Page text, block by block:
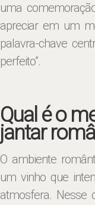
uma
apreciar em um
palavra-chave
perfeito”.
Qual é o
jantar
O ambiente
um vinho que
atmosfera. Nesse